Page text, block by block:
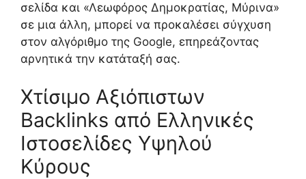
σελίδα και «Λεωφόρος Δημοκρατίας, Μύρινα»
σε μια άλλη, μπορεί να προκαλέσει σύγχυση
στον αλγόριθμο της Google, επηρεάζοντας
αρνητικά την κατάταξή σας.
Χτίσιμο Αξιόπιστων
Backlinks από Ελληνικές
Ιστοσελίδες Υψηλού
Κύρους